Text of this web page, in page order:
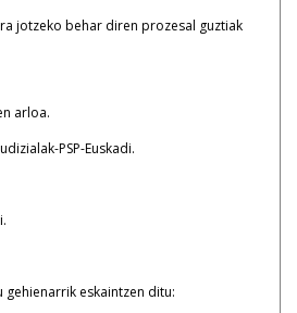
jotzeko behar diren prozesal guztiak
arloa.
PSP-Euskadi.
eskaintzen ditu: